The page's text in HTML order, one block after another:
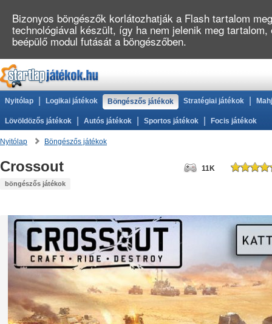
Nyitólap Logikai játékok Böngészős játékok Stratégiai játékok
Lövöldözős játékok Autós játékok Sportos játékok Focis játékok
Nyitólap Böngészős játékok
Crossout
böngészős játékok
11K
Bizonyos böngészők korlátozhatják a Flash tartalom
technológiával készült, így ha nem jelenik meg
beépülő modul futását a böngészőben.